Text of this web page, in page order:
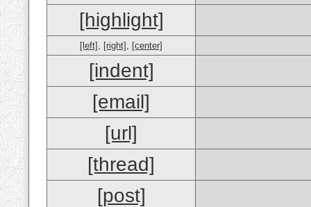
[highlight]
[left] , [right] , [center]
[indent]
[email]
[url]
[thread]
[post]